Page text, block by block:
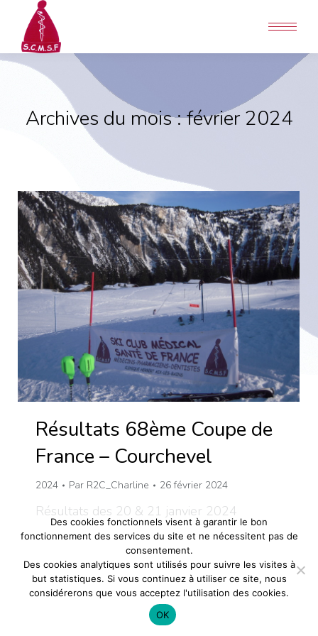
Archives du mois :février 2024
Résultats 68ème Coupe de
France – Courchevel
2024 Par R2C_Charline 26 février 2024
Résultats des 20 & 21 janvier 2024
Des cookies fonctionnels visent à garantir le bon
fonctionnement des services du site et ne nécessitent pas de
consentement.
Des cookies analytiques sont utilisés pour suivre les visites à
but statistiques. Si vous continuez à utiliser ce site, nous
considérerons que vous acceptez l'utilisation des cookies.
OK